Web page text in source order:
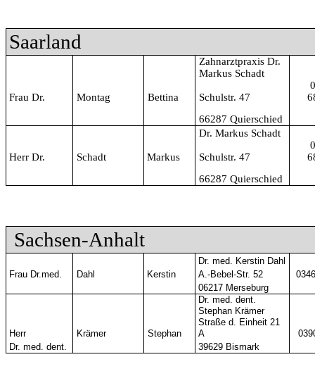
Saarland
Zahnarztpraxis Dr.
Markus Schadt
Frau Dr. Montag Bettina Schulstr. 47
66287 Quierschied
Dr. Markus Schadt
Herr Dr. Schadt Markus Schulstr. 47
66287 Quierschied
Sachsen-Anhalt
Dr. med. Kerstin Dahl
Frau Dr.med.
Dahl Kerstin A.-Bebel-Str. 52
06217 Merseburg
Dr. med. dent.
Stephan Krämer
Herr Krämer Stephan
Straße d. Einheit 21
A
Dr. med. dent.
39629 Bismark